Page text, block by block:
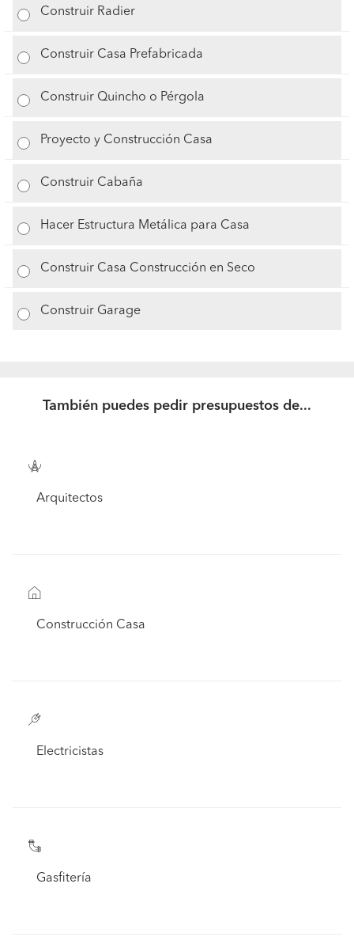
Construir Radier
Construir Casa Prefabricada
Construir Quincho o Pérgola
Proyecto y Construcción Casa
Construir Cabaña
Hacer Estructura Metálica para Casa
Construir Casa Construcción en Seco
Construir Garage
También puedes pedir presupuestos de...
Arquitectos
Construcción Casa
Electricistas
Gasfitería